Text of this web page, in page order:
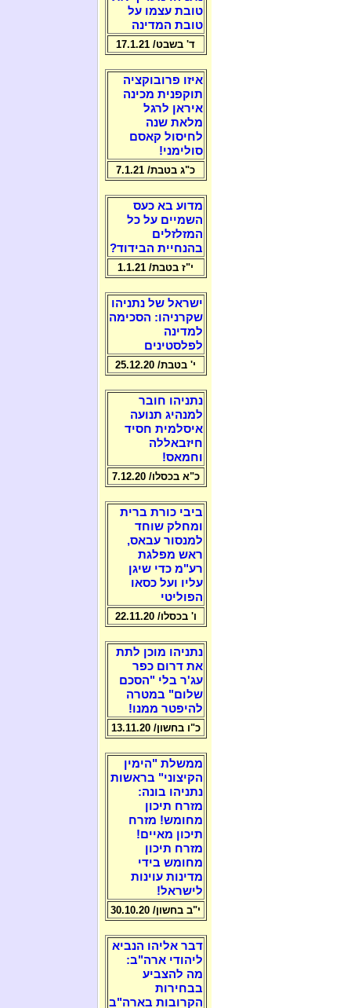
טובת עצמו על
טובת המדינה
ד' בשבט/ 17.1.21
איזו פרובוקציה
תוקפנית מכינה
איראן לרגל
מלאת שנה
לחיסול קאסם
סולימני!
כ"ג בטבת/ 7.1.21
מדוע בא כעס
השמיים על כל
המזלזלים
בהנחיית הבידוד?
י"ז בטבת/ 1.1.21
ישראל של נתניהו
שקרניהו: הסכימה
למדינה
לפלסטינים
י' בטבת/ 25.12.20
נתניהו חובר
למנהיג תנועה
איסלמית חסיד
חיזבאללה
וחמאס!
כ"א בכסלו/ 7.12.20
ביבי כורת ברית
ומחלק שוחד
למנסור עבאס,
ראש מפלגת
רע"מ כדי שיגן
עליו ועל כסאו
הפוליטי
ו' בכסלו/ 22.11.20
נתניהו מוכן לתת
את דרום כפר
עג'ר בלי "הסכם
שלום" במטרה
להיפטר ממנו!
כ"ו בחשון/ 13.11.20
ממשלת "הימין
הקיצוני" בראשות
נתניהו בונה:
מזרח תיכון
מחומש! מזרח
תיכון מאיים!
מזרח תיכון
מחומש בידי
מדינות עוינות
לישראל!
י"ב בחשון/ 30.10.20
דבר אליהו הנביא
ליהודי ארה"ב:
מה להצביע
בבחירות
הקרובות בארה"ב